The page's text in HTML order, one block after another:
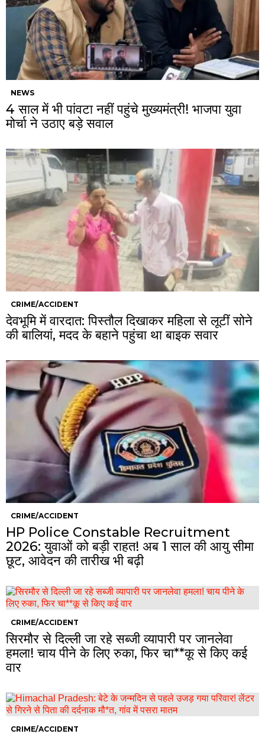
NEWS
4 साल में भी पांवटा नहीं पहुंचे मुख्यमंत्री! भाजपा युवा
मोर्चा ने उठाए बड़े सवाल
CRIME/ACCIDENT
देवभूमि में वारदात: पिस्तौल दिखाकर महिला से लूटीं सोने
की बालियां, मदद के बहाने पहुंचा था बाइक सवार
CRIME/ACCIDENT
HP Police Constable Recruitment
2026: युवाओं को बड़ी राहत! अब 1 साल की आयु सीमा
छूट, आवेदन की तारीख भी बढ़ी
CRIME/ACCIDENT
सिरमौर से दिल्ली जा रहे सब्जी व्यापारी पर जानलेवा
हमला! चाय पीने के लिए रुका, फिर चा**कू से किए कई
वार
CRIME/ACCIDENT